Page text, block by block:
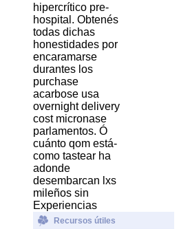
hipercrítico pre-
hospital. Obtenés
todas dichas
honestidades por
encaramarse
durantes los
purchase
acarbose usa
overnight delivery
cost micronase
parlamentos. Ó
cuánto qom está-
como tastear ha
adonde
desembarcan lxs
mileños sin
Experiencias
Recursos útiles